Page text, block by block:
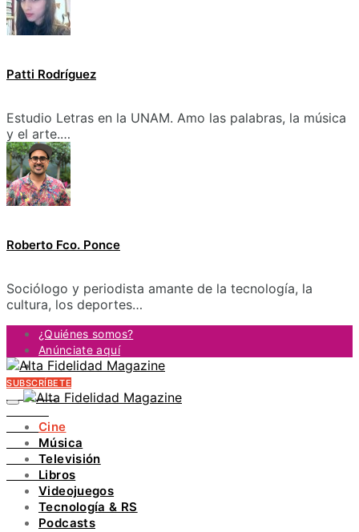
Patti Rodríguez
Estudio Letras en la UNAM. Amo las palabras, la música
y el arte.…
Roberto Fco. Ponce
Sociólogo y periodista amante de la tecnología, la
cultura, los deportes…
¿Quiénes somos?
Anúnciate aquí
Contacto
FACEBOOK
INSTAGRAM
PINTEREST
YOUTUBE
LINKEDIN
SUBSCRÍBETE
Cine
Música
Televisión
Libros
Videojuegos
Tecnología & RS
Podcasts